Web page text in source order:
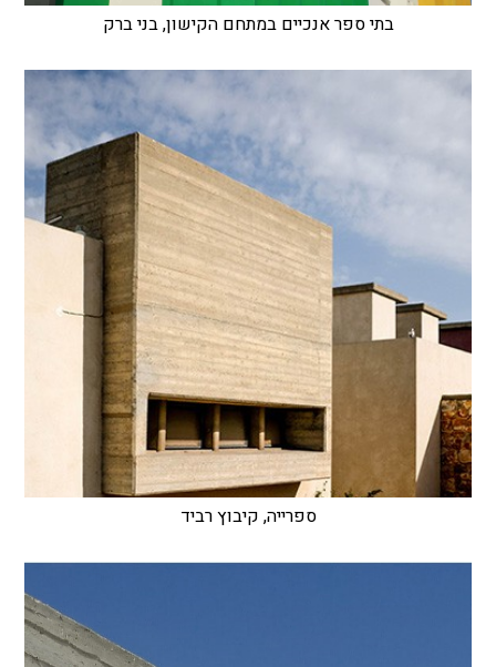
בתי ספר אנכיים במתחם הקישון, בני ברק
ספרייה, קיבוץ רביד